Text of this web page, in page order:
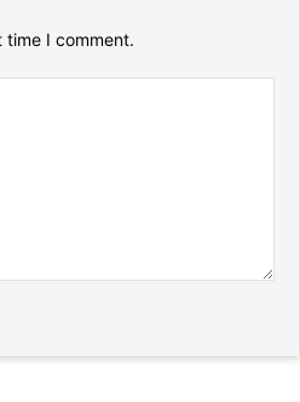
time I comment.